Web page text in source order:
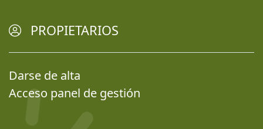
PROPIETARIOS
Darse de alta
Acceso panel de gestión